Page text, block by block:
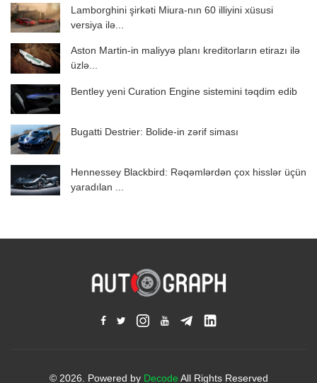
Lamborghini şirkəti Miura-nın 60 illiyini xüsusi
versiya ilə...
Aston Martin-in maliyyə planı kreditorların etirazı ilə
üzlə...
Bentley yeni Curation Engine sistemini təqdim edib
Bugatti Destrier: Bolide-in zərif siması
Hennessey Blackbird: Rəqəmlərdən çox hisslər üçün
yaradılan ...
© 2026. Powered by Decode All Rights Reserved